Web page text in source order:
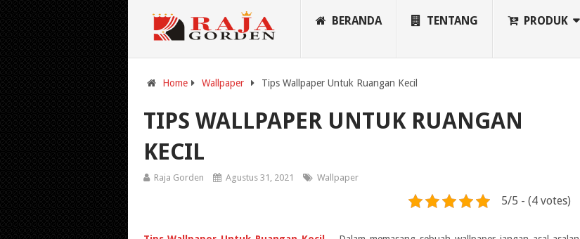
BERANDA TENTANG PRODUK
Home Wallpaper Tips Wallpaper Untuk Ruangan Kecil
TIPS WALLPAPER UNTUK RUANGAN
KECIL
Raja Gorden Agustus 31, 2021 Wallpaper
5/5 - (4 votes)